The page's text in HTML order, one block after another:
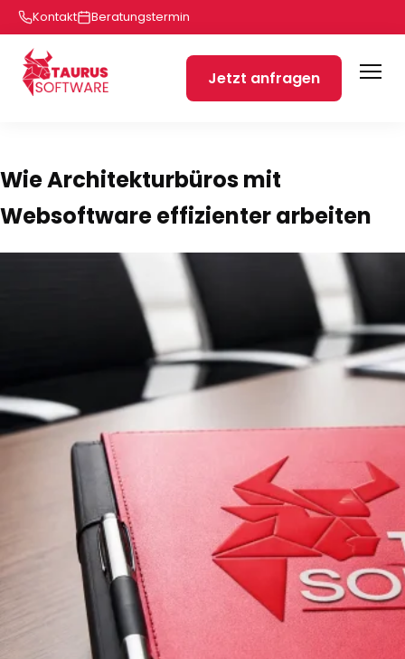
Kontakt Beratungstermin
Jetzt anfragen
Wie Architekturbüros mit
Websoftware effizienter arbeiten